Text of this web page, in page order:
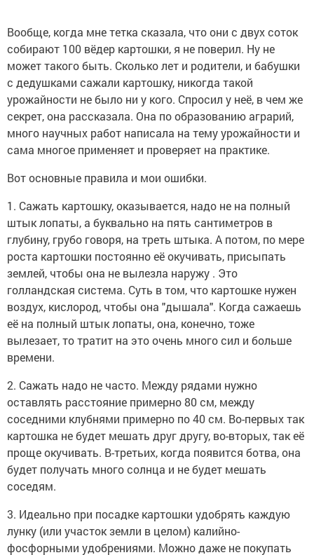
Вообще, когда мне тетка сказала, что они с двух соток
собирают 100 вёдер картошки, я не поверил. Ну не
может такого быть. Сколько лет и родители, и бабушки
с дедушками сажали картошку, никогда такой
урожайности не было ни у кого. Спросил у неё, в чем же
секрет, она рассказала. Она по образованию аграрий,
много научных работ написала на тему урожайности и
сама многое применяет и проверяет на практике.
Вот основные правила и мои ошибки.
1. Сажать картошку, оказывается, надо не на полный
штык лопаты, а буквально на пять сантиметров в
глубину, грубо говоря, на треть штыка. А потом, по мере
роста картошки постоянно её окучивать, присыпать
землей, чтобы она не вылезла наружу . Это
голландская система. Суть в том, что картошке нужен
воздух, кислород, чтобы она "дышала". Когда сажаешь
её на полный штык лопаты, она, конечно, тоже
вылезает, то тратит на это очень много сил и больше
времени.
2. Сажать надо не часто. Между рядами нужно
оставлять расстояние примерно 80 см, между
соседними клубнями примерно по 40 см. Во-первых так
картошка не будет мешать друг другу, во-вторых, так её
проще окучивать. В-третьих, когда появится ботва, она
будет получать много солнца и не будет мешать
соседям.
3. Идеально при посадке картошки удобрять каждую
лунку (или участок земли в целом) калийно-
фосфорными удобрениями. Можно даже не покупать